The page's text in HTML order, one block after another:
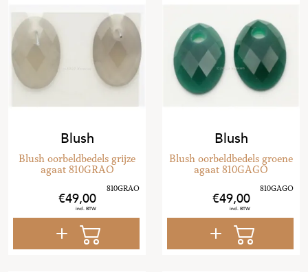
Blush
Blush oorbeldbedels grijze
agaat 810GRAO
49,00
Blush
Blush oorbeldbedels groene
agaat 810GAGO
49,00